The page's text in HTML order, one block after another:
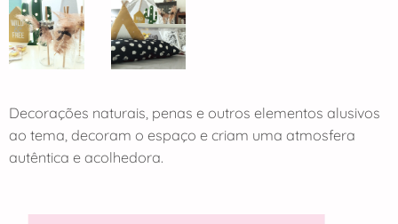
Decorações naturais, penas e outros elementos alusivos
ao tema, decoram o espaço e criam uma atmosfera
autêntica e acolhedora.